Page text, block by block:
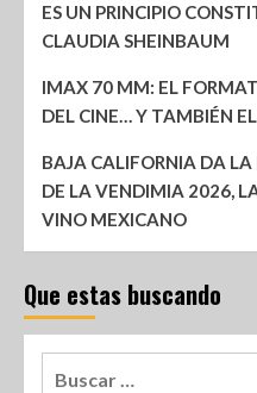
ES UN PRINCIPIO
CLAUDIA SHEINBAUM
IMAX 70 MM: EL
DEL CINE… Y TAMBIÉN
BAJA CALIFORNIA DA
DE LA VENDIMIA 2026,
VINO MEXICANO
Que estas buscando